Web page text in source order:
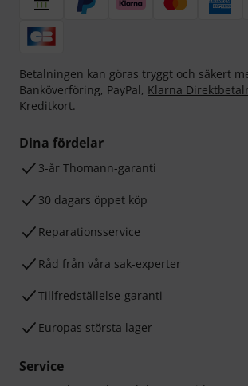
Betalningen kan göras tryggt och säkert
Banköverföring, PayPal, Klarna
Kreditkort.
Dina fördelar
3-år Thomann-garanti
30 dagars öppet köp
Reparationsservice
Råd från våra sak-experter
Tillfredställelse-garanti
Europas största lager
Service